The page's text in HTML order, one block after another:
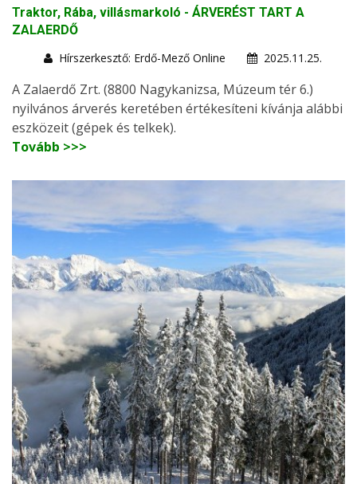
Traktor, Rába, villásmarkoló - ÁRVERÉST TART A
ZALAERDŐ
Hírszerkesztő: Erdő-Mező Online
2025.11.25.
A Zalaerdő Zrt. (8800 Nagykanizsa, Múzeum tér 6.)
nyilvános árverés keretében értékesíteni kívánja alábbi
eszközeit (gépek és telkek).
Tovább >>>